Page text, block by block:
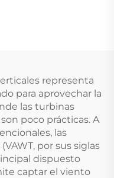
representa
para aprovechar la
las turbinas
poco prácticas. A
las
por sus siglas
dispuesto
captar el viento